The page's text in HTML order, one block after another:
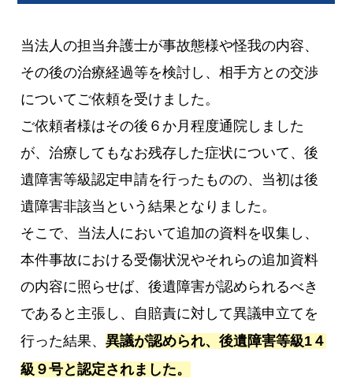
当法人の担当弁護士が事故態様や怪我の内容、
その後の治療経過等を検討し、相手方との交渉
についてご依頼を受けました。
ご依頼者様はその後６か月程度通院しました
が、治療してもなお残存した症状について、後
遺障害等級認定申請を行ったものの、当初は後
遺障害非該当という結果となりました。
そこで、当法人において追加の資料を収集し、
本件事故における受傷状況やそれらの追加資料
の内容に照らせば、後遺障害が認められるべき
であると主張し、自賠責に対して異議申立てを
行った結果、異議が認められ、後遺障害等級1４
級９号と認定されました。